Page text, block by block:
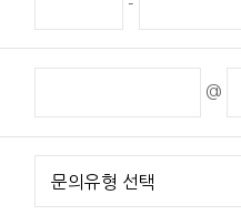
@